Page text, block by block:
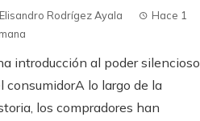
Elisandro Rodrígez Ayala
Hace 1
introducción al poder silencioso
consumidorA lo largo de la
los compradores han